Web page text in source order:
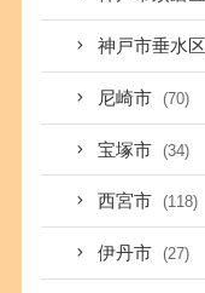
神戸市垂水区
尼崎市 (70)
宝塚市 (34)
西宮市 (118)
伊丹市 (27)